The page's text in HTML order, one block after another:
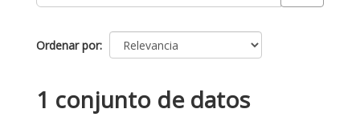
Ordenar por
1 conjunto de datos